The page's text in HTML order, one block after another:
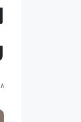
٨ نوفمبر ٢٠٢٤